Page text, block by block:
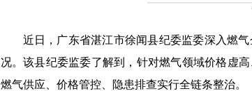
近日，广东省湛江市徐闻县纪委监委深入燃
况。该县纪委监委了解到，针对燃气领域价格虚
燃气供应、价格管控、隐患排查实行全链条整治。